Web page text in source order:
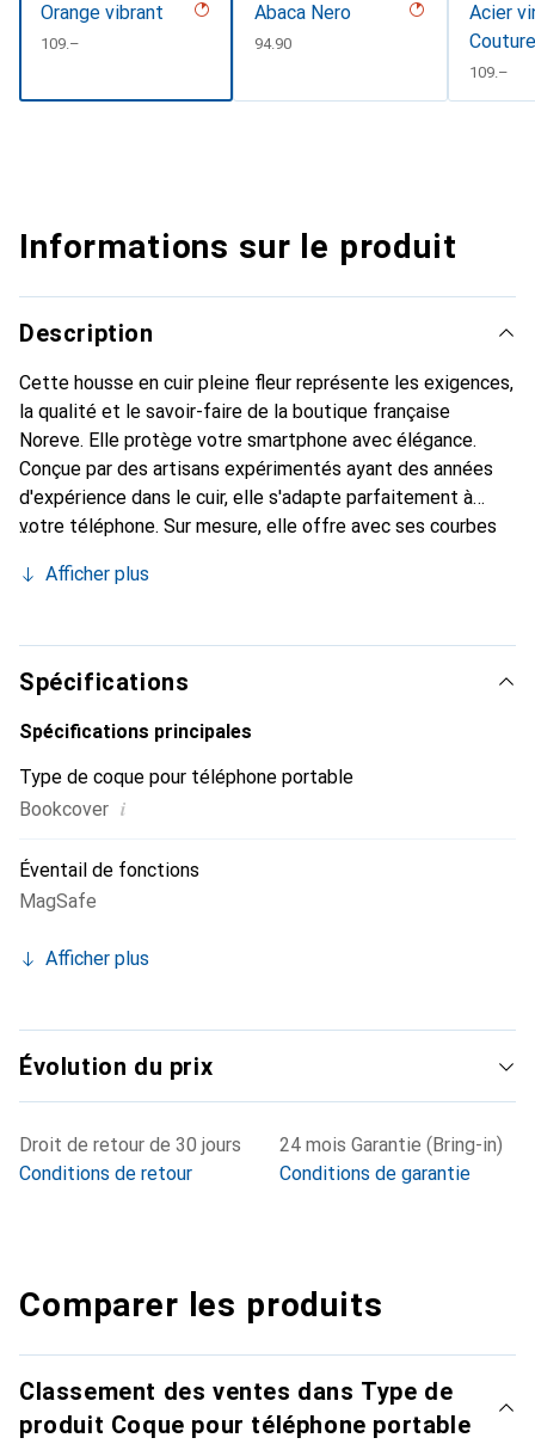
Orange vibrant
CHF
109.–
Abaca Nero
CHF
94.90
Acier
Couture
CHF
109.–
Informations sur le produit
Description
Cette housse en cuir pleine fleur représente les exigences,
la qualité et le savoir-faire de la boutique française
Noreve. Elle protège votre smartphone avec élégance.
Conçue par des artisans expérimentés ayant des années
d'expérience dans le cuir, elle s'adapte parfaitement à
votre téléphone. Sur mesure, elle offre avec ses courbes
devient un accessoire chic et indispensable pour votre
internationalement pour ses produits de haute qualité et
constitue un choix fiable pour les clients exigeants.
Afficher plus
Spécifications
Spécifications principales
Type de coque pour téléphone portable
Bookcover i
Éventail de fonctions
MagSafe
Afficher plus
Évolution du prix
Droit de retour de 30 jours
Conditions de retour
24 mois Garantie (Bring-in)
Conditions de garantie
Comparer les produits
Classement des ventes dans Type de
produit Coque pour téléphone portable